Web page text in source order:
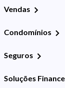
Vendas
Condomínios
Seguros
Soluções